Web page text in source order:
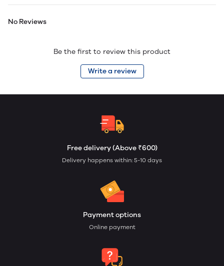
No Reviews
Be the first to review this product
Write a review
Free delivery (Above ₹600)
Delivery happens within: 5-10 days
Payment options
Online payment